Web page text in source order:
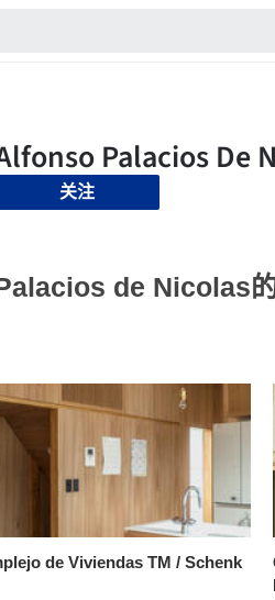
关注
de Nicolas
de Viviendas TM / Schenk